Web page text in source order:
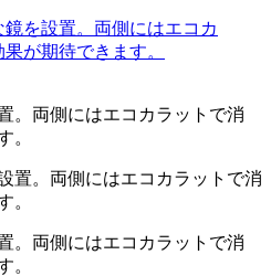
。両側にはエコカラットで消
。
。両側にはエコカラットで消
。